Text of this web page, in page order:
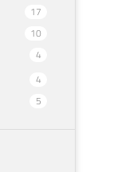
17
10
4
4
5